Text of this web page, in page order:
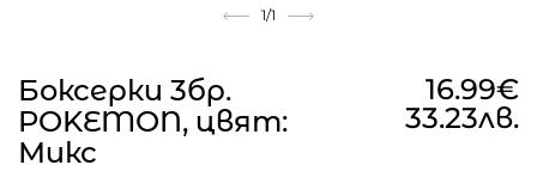
1/1
Боксерки 3бр.
POKEMON, цвят:
Микс
16.99€
33.23лв.